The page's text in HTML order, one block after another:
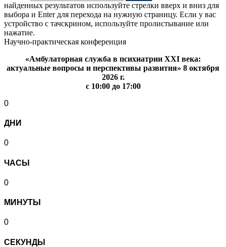
найденных результатов используйте стрелки вверх и вниз для
выбора и Enter для перехода на нужную страницу. Если у вас
устройство с тачскрином, используйте пролистывание или
нажатие.
Научно-практическая конференция
«Амбулаторная служба в психиатрии XXI века:
актуальные вопросы и перспективы развития» 8 октября
2026 г.
с 10:00 до 17:00
0
ДНИ
0
ЧАСЫ
0
МИНУТЫ
0
СЕКУНДЫ